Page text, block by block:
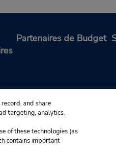
Partenaires de Budget
and share
targeting, analytics,
of these technologies (as
contains important